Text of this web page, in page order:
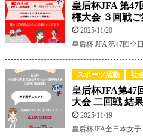
皇后杯JFA 第
権大会 ３回戦ご
2025/11/20
皇后杯 JFA 第47回全
スポーツ活動 社
皇后杯JFA第47
大会 二回戦 結果
2025/11/19
皇后杯JFA全日本女